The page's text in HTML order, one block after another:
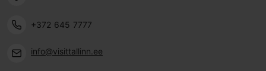
+372 645 7777
info@visittallinn.ee